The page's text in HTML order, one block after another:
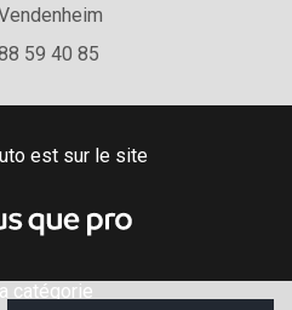
59 40 85
est sur le site
catégorie